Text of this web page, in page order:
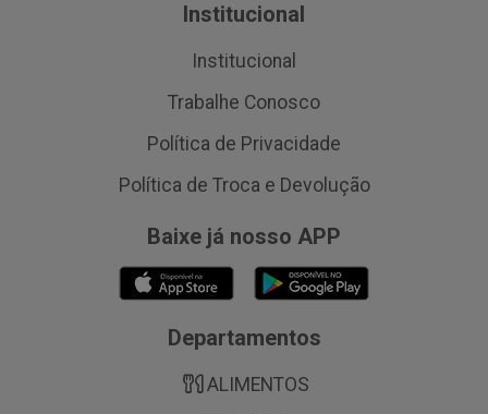
Institucional
Institucional
Trabalhe Conosco
Política de Privacidade
Política de Troca e Devolução
Baixe já nosso APP
Departamentos
ALIMENTOS